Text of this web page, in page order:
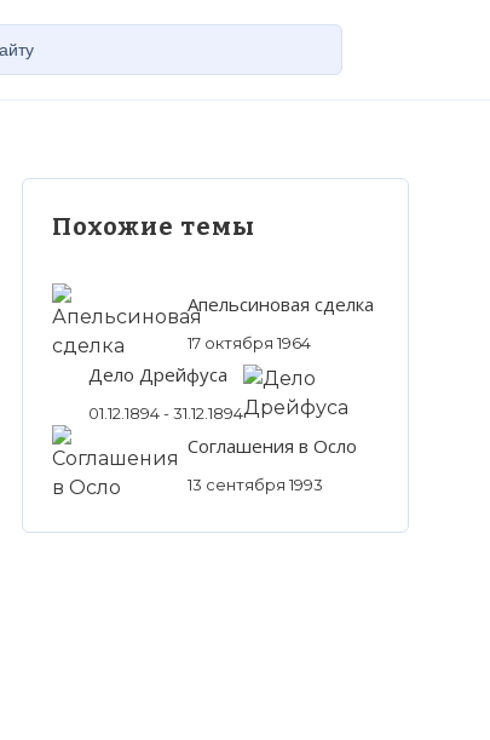
Похожие темы
Апельсиновая сделка
17 октября 1964
Дело Дрейфуса
01.12.1894 - 31.12.1894
Соглашения в Осло
13 сентября 1993